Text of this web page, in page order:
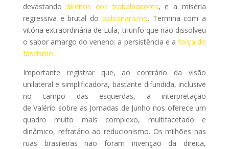
devastando direitos dos trabalhadores, e a miséria
regressiva e brutal do bolsonarismo. Termina com a
vitória extraordinária de Lula, triunfo que não dissolveu
o sabor amargo do veneno: a persistência e aforça do
fascismo.
Importante registrar que, ao contrário da visão
unilateral e simplificadora, bastante difundida, inclusive
no campo das esquerdas, a interpretação
de Valério sobre as Jornadas de Junho nos oferece um
quadro muito mais complexo, multifacetado e
dinâmico, refratário ao reducionismo. Os milhões nas
ruas brasileiras não foram invenção da direita,